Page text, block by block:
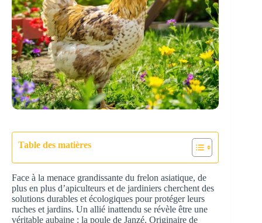
Table des matières
Face à la menace grandissante du frelon asiatique, de
plus en plus d’apiculteurs et de jardiniers cherchent des
solutions durables et écologiques pour protéger leurs
ruches et jardins. Un allié inattendu se révèle être une
véritable aubaine : la poule de Janzé. Originaire de